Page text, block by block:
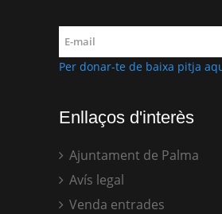
Per donar-te de baixa pitja
Enllaços d'interès
Ajuntament de Palma
Avís legal
Venda entrades